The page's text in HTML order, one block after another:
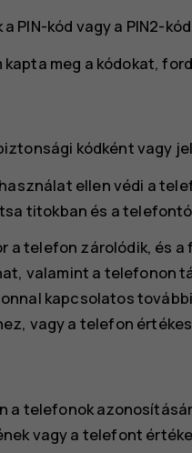
a PIN-kód vagy a PIN2-
kapta meg a kódokat,
kódként vagy
ellen védi a
titokban és a
a telefon zárolódik, és
valamint a telefonon
kapcsolatos
vagy a telefon
a telefonok
vagy a telefont